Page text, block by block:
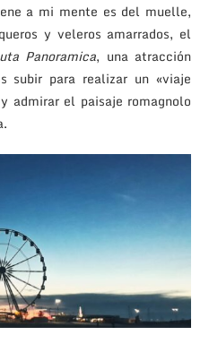
a mi mente es del muelle,
y veleros amarrados, el
Panoramica, una atracción
subir para realizar un «viaje
admirar el paisaje romagnolo